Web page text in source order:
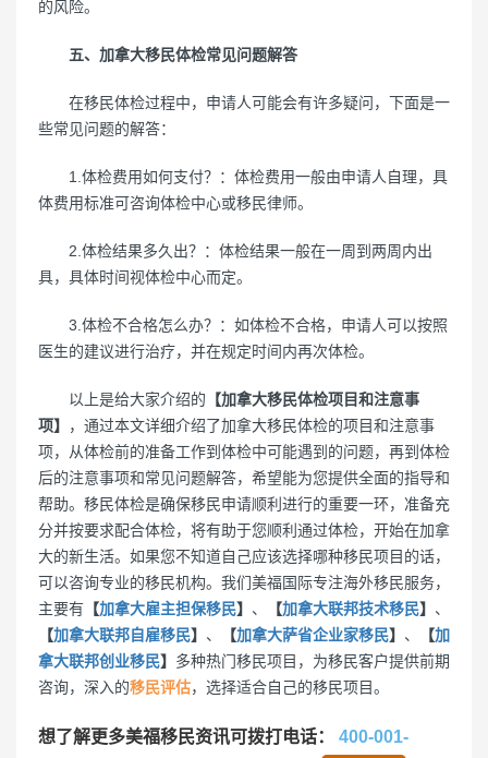
的风险。
五、加拿大移民体检常见问题解答
在移民体检过程中，申请人可能会有许多疑问，下面是一
些常见问题的解答：
1.体检费用如何支付？：体检费用一般由申请人自理，具
体费用标准可咨询体检中心或移民律师。
2.体检结果多久出？：体检结果一般在一周到两周内出
具，具体时间视体检中心而定。
3.体检不合格怎么办？：如体检不合格，申请人可以按照
医生的建议进行治疗，并在规定时间内再次体检。
以上是给大家介绍的 【加拿大移民体检项目和注意事
项】
，通过本文详细介绍了加拿大移民体检的项目和注意事
项，从体检前的准备工作到体检中可能遇到的问题，再到体检
后的注意事项和常见问题解答，希望能为您提供全面的指导和
帮助。移民体检是确保移民申请顺利进行的重要一环，准备充
分并按要求配合体检，将有助于您顺利通过体检，开始在加拿
大的新生活。如果您不知道自己应该选择哪种移民项目的话，
可以咨询专业的移民机构。我们美福国际专注海外移民服务，
主要有 【加拿大雇主担保移民】 、 【加拿大联邦技术移民】 、
【加拿大联邦自雇移民】 、 【加拿大萨省企业家移民】 、 【加
拿大联邦创业移民】 多种热门移民项目，为移民客户提供前期
咨询，深入的移民评估，选择适合自己的移民项目。
想了解更多美福移民资讯可拨打电话： 400-001-